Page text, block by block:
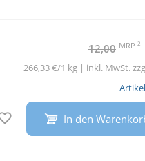
12,00 MRP 2
266,33 €/1 kg | inkl. MwSt.
Auf den Merkzettel
In den